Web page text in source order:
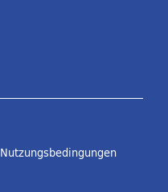
Nutzungsbedingungen